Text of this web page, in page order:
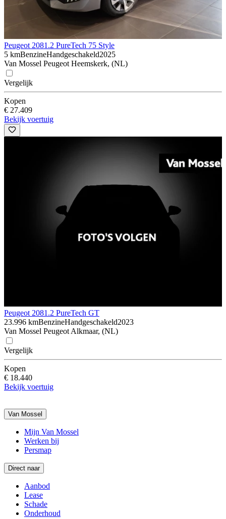
Peugeot 2081.2 PureTech 75 Style
5 kmBenzineHandgeschakeld2025
Van Mossel Peugeot Heemskerk, (NL)
Vergelijk
Kopen
€ 27.409
Bekijk voertuig
Peugeot 2081.2 PureTech GT
23.996 kmBenzineHandgeschakeld2023
Van Mossel Peugeot Alkmaar, (NL)
Vergelijk
Kopen
€ 18.440
Bekijk voertuig
Van Mossel
Mijn Van Mossel
Werken bij
Persmap
Direct naar
Aanbod
Lease
Schade
Onderhoud